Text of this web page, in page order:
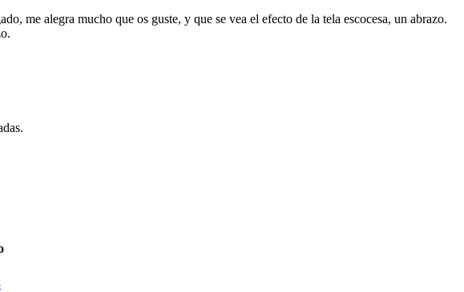
me alegra mucho que os guste, y que se vea el efecto de la tela escocesa, un abrazo.